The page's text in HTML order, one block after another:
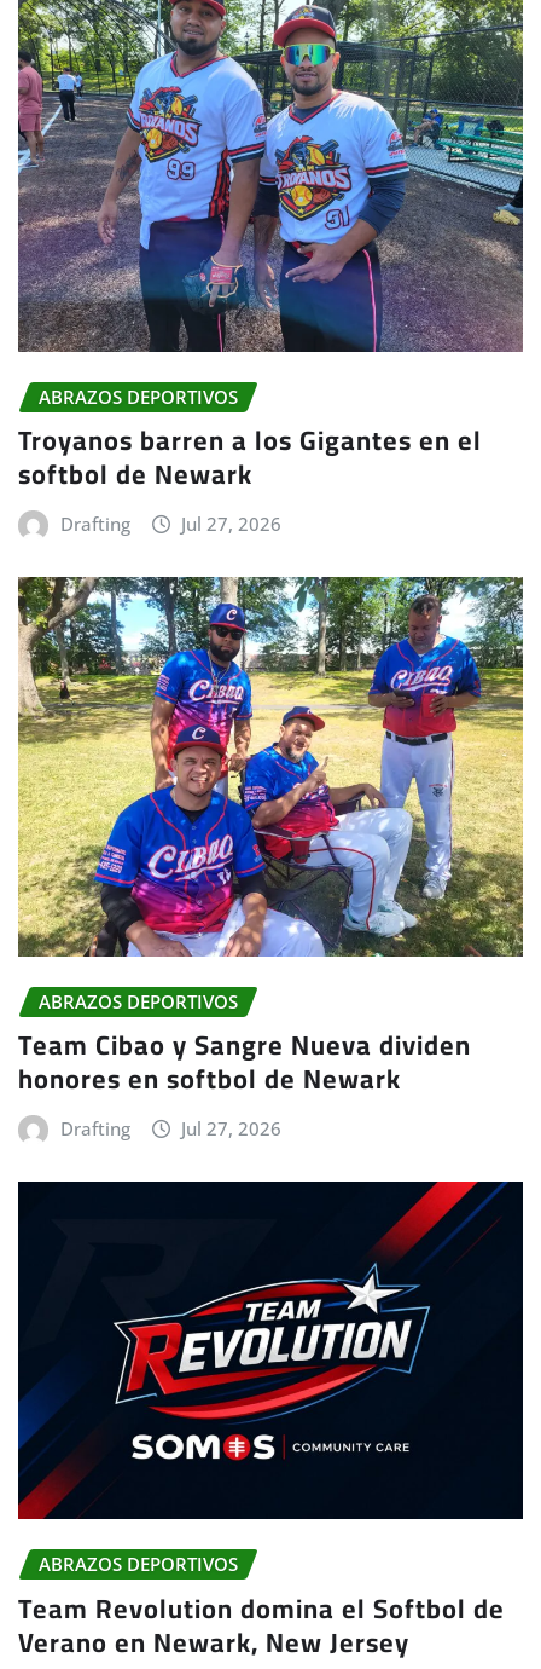
ABRAZOS DEPORTIVOS
Troyanos barren a los Gigantes en el
softbol de Newark
Drafting Jul 27, 2026
ABRAZOS DEPORTIVOS
Team Cibao y Sangre Nueva dividen
honores en softbol de Newark
Drafting Jul 27, 2026
ABRAZOS DEPORTIVOS
Team Revolution domina el Softbol de
Verano en Newark, New Jersey